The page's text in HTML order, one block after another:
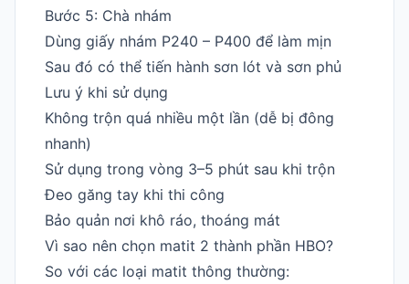
Bước 5: Chà nhám
Dùng giấy nhám P240 – P400 để làm mịn
Sau đó có thể tiến hành sơn lót và sơn phủ
Lưu ý khi sử dụng
Không trộn quá nhiều một lần (dễ bị đông
nhanh)
Sử dụng trong vòng 3–5 phút sau khi trộn
Đeo găng tay khi thi công
Bảo quản nơi khô ráo, thoáng mát
Vì sao nên chọn matit 2 thành phần HBO?
So với các loại matit thông thường: